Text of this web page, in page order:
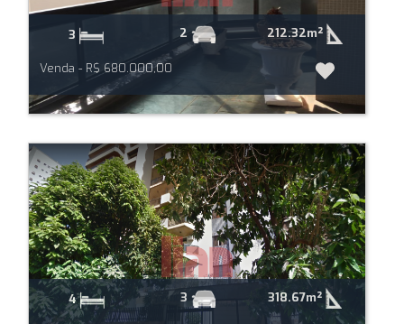
3 2 212.32m²
Venda - R$ 680.000,00
4 3 318.67m²